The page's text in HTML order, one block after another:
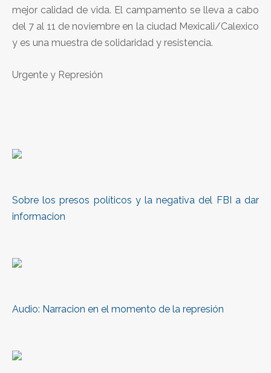
mejor calidad de vida. El campamento se lleva a cabo
del 7 al 11 de noviembre en la ciudad Mexicali/Calexico
y es una muestra de solidaridad y resistencia.
Urgente y Represión
Sobre los presos políticos y la negativa del FBI a dar
informacion
Audio: Narracion en el momento de la represión